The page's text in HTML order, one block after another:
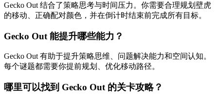
Gecko Out 结合了策略思考与时间压力。你需要合理规划壁虎
的移动、正确配对颜色，并在倒计时结束前完成所有目标。
Gecko Out 能提升哪些能力？
Gecko Out 有助于提升策略思维、问题解决能力和空间认知。
每个谜题都需要你提前规划、优化移动路径。
哪里可以找到 Gecko Out 的关卡攻略？